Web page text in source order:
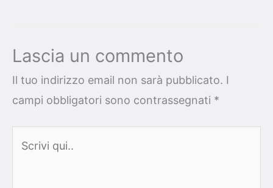
Lascia un commento
Il tuo indirizzo email non sarà pubblicato. I
campi obbligatori sono contrassegnati *